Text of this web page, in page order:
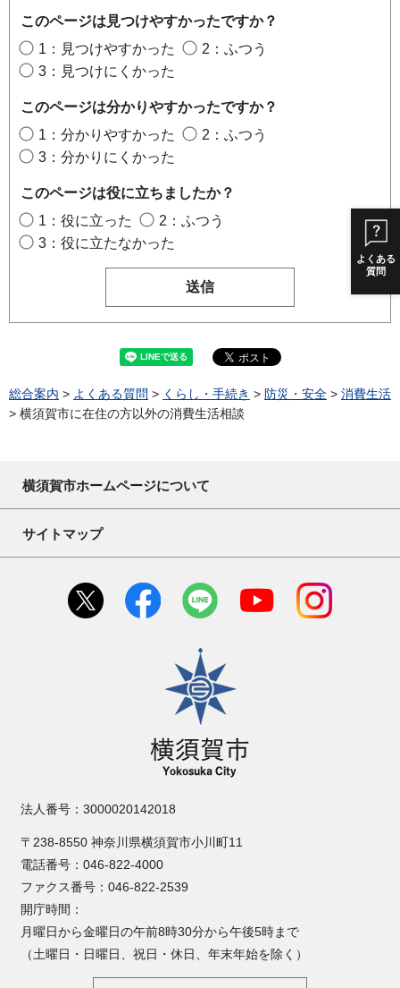
よくある
質問
このページは見つけやすかったですか？
1：見つけやすかった
2：ふつう
3：見つけにくかった
このページは分かりやすかったですか？
1：分かりやすかった
2：ふつう
3：分かりにくかった
このページは役に立ちましたか？
1：役に立った
2：ふつう
3：役に立たなかった
総合案内 > よくある質問 > くらし・手続き > 防災・安全 > 消費生活
> 横須賀市に在住の方以外の消費生活相談
横須賀市ホームページについて
サイトマップ
横須賀市
法人番号：3000020142018
〒238-8550 神奈川県横須賀市小川町11
電話番号：046-822-4000
ファクス番号：046-822-2539
開庁時間：
月曜日から金曜日の午前8時30分から午後5時まで
（土曜日・日曜日、祝日・休日、年末年始を除く）